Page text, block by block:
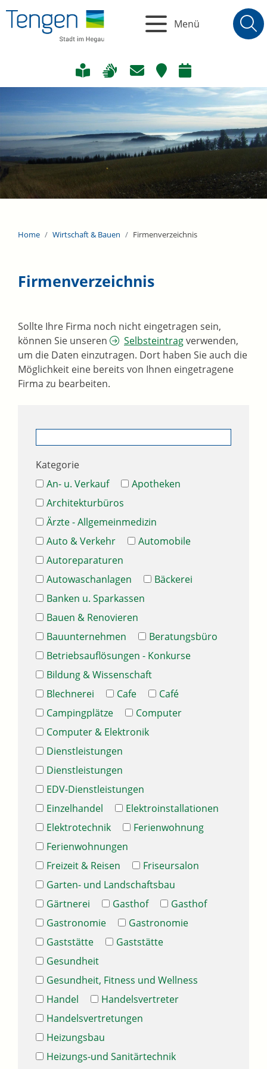
Menü
Home Wirtschaft & Bauen Firmenverzeichnis
Firmenverzeichnis
Sollte Ihre Firma noch nicht eingetragen sein,
können Sie unseren
Selbsteintragverwenden,
um die Daten einzutragen. Dort haben Sie auch die
Möglichkeit eine bereits von Ihnen eingetragene
Firma zu bearbeiten.
Kategorie
An- u. Verkauf
Apotheken
Architekturbüros
Ärzte - Allgemeinmedizin
Auto & Verkehr
Automobile
Autoreparaturen
Autowaschanlagen
Bäckerei
Banken u. Sparkassen
Bauen & Renovieren
Bauunternehmen
Beratungsbüro
Betriebsauflösungen - Konkurse
Bildung & Wissenschaft
Blechnerei
Cafe
Café
Campingplätze
Computer
Computer & Elektronik
Dienstleistungen
Dienstleistungen
EDV-Dienstleistungen
Einzelhandel
Elektroinstallationen
Elektrotechnik
Ferienwohnung
Ferienwohnungen
Freizeit & Reisen
Friseursalon
Garten- und Landschaftsbau
Gärtnerei
Gasthof
Gasthof
Gastronomie
Gastronomie
Gaststätte
Gaststätte
Gesundheit
Gesundheit, Fitness und Wellness
Handel
Handelsvertreter
Handelsvertretungen
Heizungsbau
Heizungs-und Sanitärtechnik